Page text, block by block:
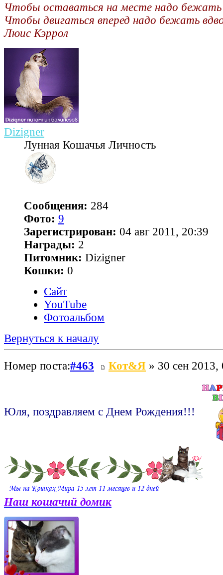
Чтобы оставаться на месте надо бежать
Чтобы двигаться вперед надо бежать
Люис Кэррол
Dizigner
Лунная Кошачья Личность
Сообщения: 284
Фото: 9
Зарегистрирован: 04 авг 2011, 20:39
Награды: 2
Питомник: Dizigner
Кошки: 0
Сайт
YouTube
Фотоальбом
Вернуться к началу
Номер поста:#463 Кот&Я » 30 сен 2013,
Юля, поздравляем с Днем Рождения!!!
Наш кошачий домик